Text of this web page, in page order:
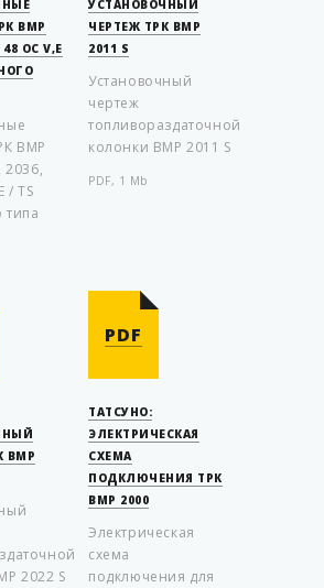
ВМР
OC V,E
ВМР
2036,
/ TS
типа
УСТАНОВОЧНЫЙ
ЧЕРТЕЖ ТРК ВМР
2011 S
Установочный
чертеж
топливораздаточной
колонки ВМР 2011 S
PDF, 1 Mb
ВМР
2022 S
PDF
ТАТСУНО:
ЭЛЕКТРИЧЕСКАЯ
СХЕМА
ПОДКЛЮЧЕНИЯ ТРК
BMP 2000
Электрическая
схема
подключения для